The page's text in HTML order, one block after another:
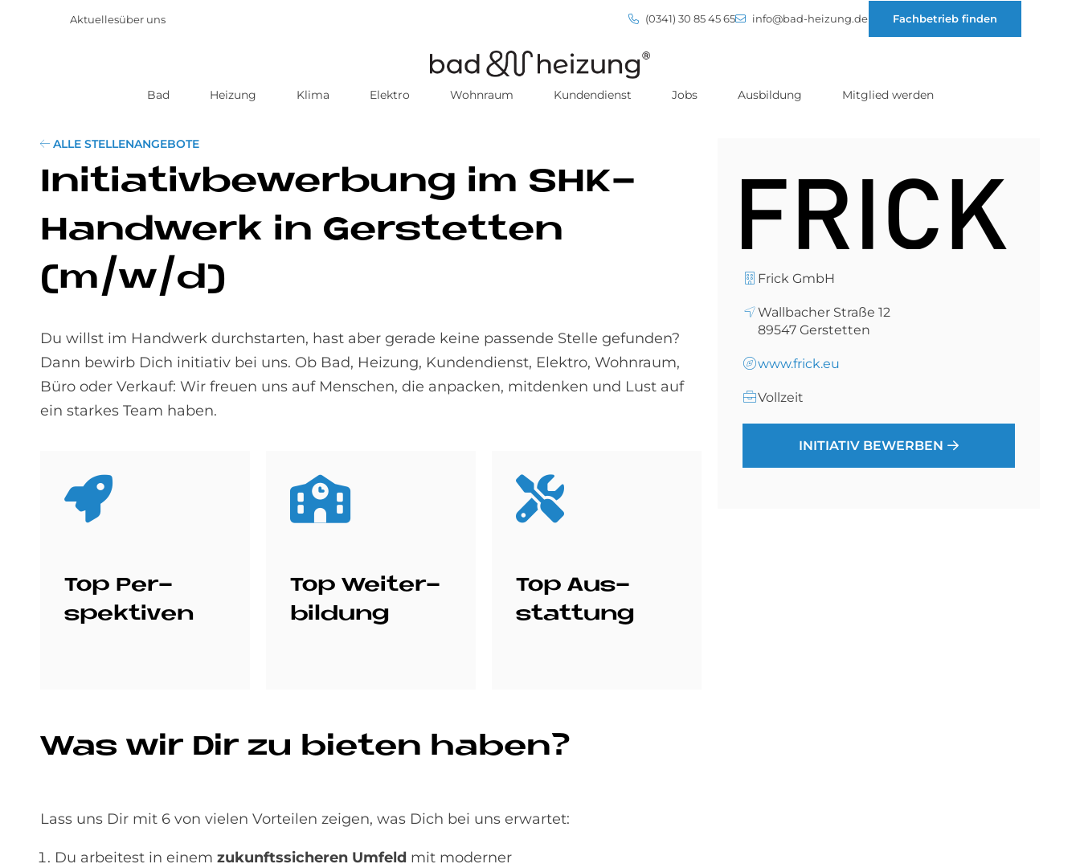
Aktuellesüber uns (0341) 30 85 45 65 info@bad-heizung.de Fachbetrieb finden
Bad Heizung Klima Elektro Wohnraum Kundendienst Jobs Ausbildung Mitglied werden
ALLE STELLENANGEBOTE
In­itia­tiv­be­wer­bung im SHK-
Hand­werk in Ger­stet­ten
(m/w/d)
Du willst im Handwerk durchstarten, hast aber gerade keine passende Stelle gefunden?
Dann bewirb Dich initiativ bei uns. Ob Bad, Heizung, Kundendienst, Elektro, Wohnraum,
Büro oder Verkauf: Wir freuen uns auf Menschen, die anpacken, mitdenken und Lust auf
ein starkes Team haben.
Top Per­
spek­ti­ven
Top Wei­ter­
bil­dung
Top Aus­
stat­tung
Was wir Dir zu bie­ten ha­ben?
Lass uns Dir mit 6 von vielen Vorteilen zeigen, was Dich bei uns erwartet:
Du arbeitest in einem zukunftssicheren Umfeld mit moderner
Frick GmbH
Wallbacher Straße 12
89547 Gerstetten
www.frick.eu
Vollzeit
INITIATIV BEWERBEN